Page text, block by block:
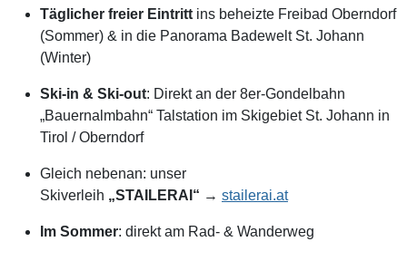
Täglicher freier Eintritt ins beheizte Freibad Oberndorf
(Sommer) & in die Panorama Badewelt St. Johann
(Winter)
Ski-in & Ski-out: Direkt an der 8er-Gondelbahn
„Bauernalmbahn“ Talstation im Skigebiet St. Johann in
Tirol / Oberndorf
Gleich nebenan: unser
Skiverleih „STAILERAI“ → stailerai.at
Im Sommer: direkt am Rad- & Wanderweg